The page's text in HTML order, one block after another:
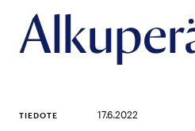
TIEDOTE 17.6.2022